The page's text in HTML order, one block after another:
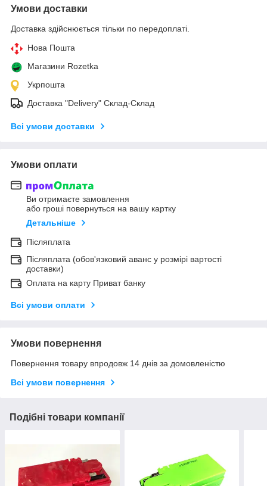
Умови доставки
Доставка здійснюється тільки по передоплаті.
Нова Пошта
Магазини Rozetka
Укрпошта
Доставка "Delivery" Склад-Склад
Всі умови доставки
Умови оплати
Ви отримаєте замовлення
або гроші повернуться на вашу картку
Детальніше
Післяплата
Післяплата (обов'язковий аванс у розмірі вартості
доставки)
Оплата на карту Приват банку
Всі умови оплати
Умови повернення
Повернення товару впродовж 14 днів за домовленістю
Всі умови повернення
Подібні товари компанії